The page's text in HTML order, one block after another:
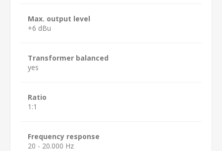
Max. output level
+6 dBu
Transformer balanced
yes
Ratio
1:1
Frequency response
20 - 20.000 Hz